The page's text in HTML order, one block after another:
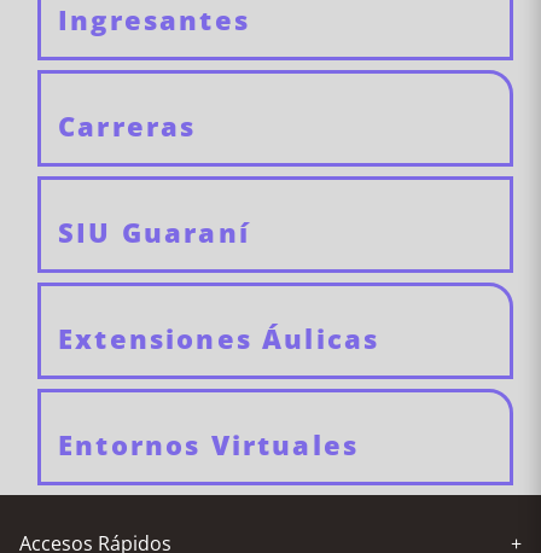
Ingresantes
Carreras
SIU Guaraní
Extensiones Áulicas
Entornos Virtuales
Accesos Rápidos +